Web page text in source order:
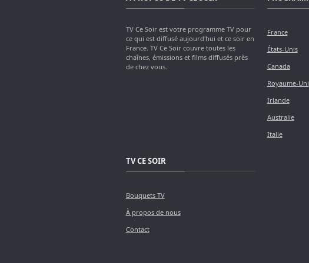
TV Ce Soir est votre programme TV pour
ce qui est diffusé aujourd'hui et ce soir en
France. TV Ce Soir couvre toutes les
chaînes, émissions et films diffusés près
de chez vous.
France
États-Unis
Canada
Royaume-Uni
Irlande
Australie
Italie
TV CE SOIR
Bouquets TV
À propos de nous
Contact